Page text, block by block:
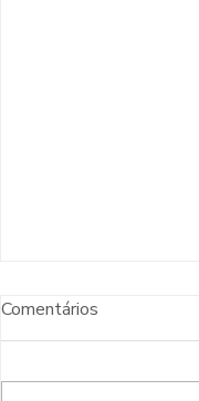
Comentários